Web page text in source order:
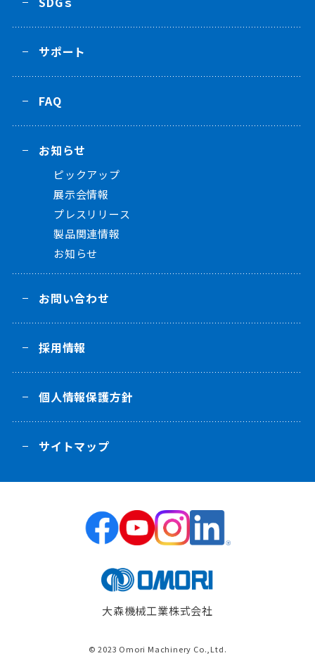
サポート
FAQ
お知らせ
ピックアップ
展示会情報
プレスリリース
製品関連情報
お知らせ
お問い合わせ
採用情報
個人情報保護方針
サイトマップ
大森機械工業株式会社
© 2023 Omori Machinery Co.,Ltd.